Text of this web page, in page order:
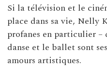
Si la télévision et le
place dans sa vie, Nelly
profanes en particulier
danse et le ballet sont
amours artistiques.